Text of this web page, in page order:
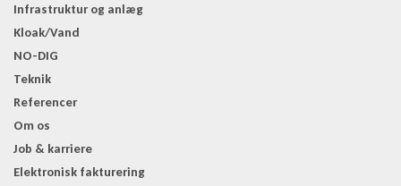
Infrastruktur og anlæg
Kloak/Vand
NO-DIG
Teknik
Referencer
Om os
Job & karriere
Elektronisk fakturering